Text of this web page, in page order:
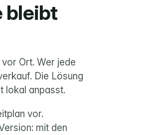
bleibt
Ort. Wer jede
Die Lösung
lokal anpasst.
vor.
mit den